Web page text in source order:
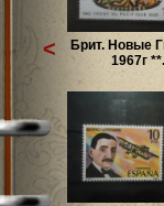
Брит. Новые
1967г
<